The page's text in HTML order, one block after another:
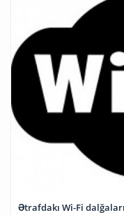
Ətrafdakı Wi-Fi